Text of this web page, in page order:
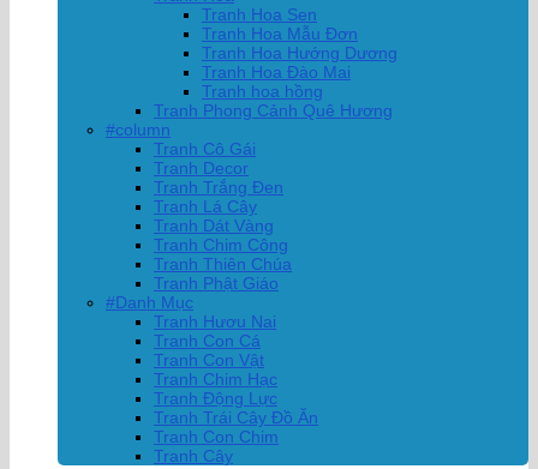
Tranh Hoa Sen
Tranh Hoa Mẫu Đơn
Tranh Hoa Hướng Dương
Tranh Hoa Đào Mai
Tranh hoa hồng
Tranh Phong Cảnh Quê Hương
#column
Tranh Cô Gái
Tranh Decor
Tranh Trắng Đen
Tranh Lá Cây
Tranh Dát Vàng
Tranh Chim Công
Tranh Thiên Chúa
Tranh Phật Giáo
#Danh Mục
Tranh Hươu Nai
Tranh Con Cá
Tranh Con Vật
Tranh Chim Hạc
Tranh Động Lực
Tranh Trái Cây Đồ Ăn
Tranh Con Chim
Tranh Cây